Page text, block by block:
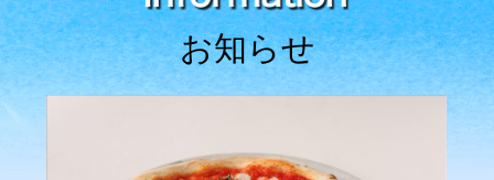
お知らせ